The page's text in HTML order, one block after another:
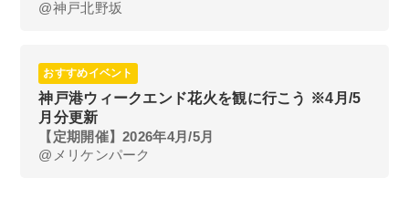
@神戸北野坂
【定期開催】2026年4月/5月
@メリケンパーク
神戸港ウィークエンド花火を観に行こう ※4月/5
月分更新
おすすめイベント